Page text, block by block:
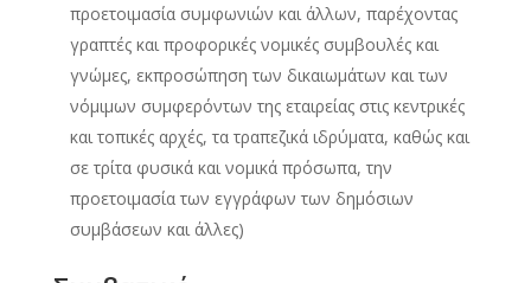
προετοιμασία συμφωνιών και άλλων, παρέχοντας
γραπτές και προφορικές νομικές συμβουλές και
γνώμες, εκπροσώπηση των δικαιωμάτων και των
νόμιμων συμφερόντων της εταιρείας στις κεντρικές
και τοπικές αρχές, τα τραπεζικά ιδρύματα, καθώς και
σε τρίτα φυσικά και νομικά πρόσωπα, την
προετοιμασία των εγγράφων των δημόσιων
συμβάσεων και άλλες)